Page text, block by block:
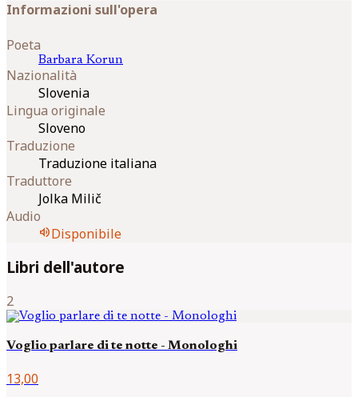
Informazioni sull'opera
Poeta
Barbara Korun
Nazionalità
Slovenia
Lingua originale
Sloveno
Traduzione
Traduzione italiana
Traduttore
Jolka Milič
Audio
volume_upDisponibile
Libri dell'autore
2
Voglio parlare di te notte - Monologhi
13,00